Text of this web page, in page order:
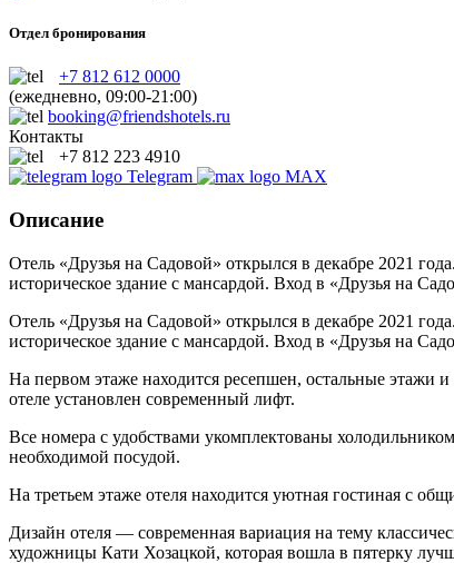
Отдел бронирования
+7 812 612 0000
(ежедневно, 09:00-21:00)
booking@friendshotels.ru
Контакты
+7 812 223 4910
Telegram
MAX
Описание
Отель «Друзья на Садовой» открылся в декабре 2021
историческое здание с мансардой. Вход в «Друзья на
Отель «Друзья на Садовой» открылся в декабре 2021
историческое здание с мансардой. Вход в «Друзья на
На первом этаже находится ресепшен, остальные этажи
отеле установлен современный лифт.
Все номера с удобствами укомплектованы
необходимой посудой.
На третьем этаже отеля находится уютная гостиная с
Дизайн отеля — современная вариация на тему
художницы Кати Хозацкой, которая вошла в пятерку